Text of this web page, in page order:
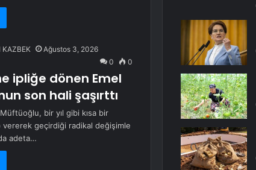
KAZBEK
Ağustos 3, 2026
0
0
ipliğe dönen Emel
son hali şaşırttı
bir yıl gibi kısa bir
geçirdiği radikal değişimle
adeta…